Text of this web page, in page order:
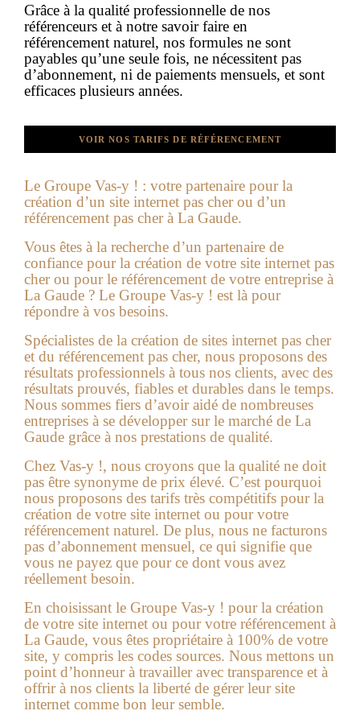
Grâce à la qualité professionnelle de nos
référenceurs et à notre savoir faire en
référencement naturel, nos formules ne sont
payables qu’une seule fois, ne nécessitent pas
d’abonnement, ni de paiements mensuels, et sont
efficaces plusieurs années.
VOIR NOS TARIFS DE RÉFÉRENCEMENT
Le Groupe Vas-y ! : votre partenaire pour la
création d’un site internet pas cherou d’un
référencement pas cher à La Gaude.
Vous êtes à la recherche d’un partenaire de
confiance pour la création de votre site internet pas
cher ou pour le référencement de votre entreprise à
La Gaude ? Le Groupe Vas-y ! est là pour
répondre à vos besoins.
Spécialistes de la création de sites internet pas cher
et du référencement pas cher, nous proposons des
résultats professionnels à tous nos clients, avec des
résultats prouvés, fiables et durables dans le temps.
Nous sommes fiers d’avoir aidé de nombreuses
entreprises à se développer sur le marché de La
Gaude grâce à nos prestations de qualité.
Chez Vas-y !, nous croyons que la qualité ne doit
pas être synonyme de prix élevé. C’est pourquoi
nous proposons des tarifs très compétitifs pour la
création de votre site internet ou pour votre
référencement naturel. De plus, nous ne facturons
pas d’abonnement mensuel, ce qui signifie que
vous ne payez que pour ce dont vous avez
réellement besoin.
En choisissant le Groupe Vas-y ! pour la création
de votre site internet ou pour votre référencement à
La Gaude, vous êtes propriétaire à 100% de votre
site, y compris les codes sources. Nous mettons un
point d’honneur à travailler avec transparence et à
offrir à nos clients la liberté de gérer leur site
internet comme bon leur semble.